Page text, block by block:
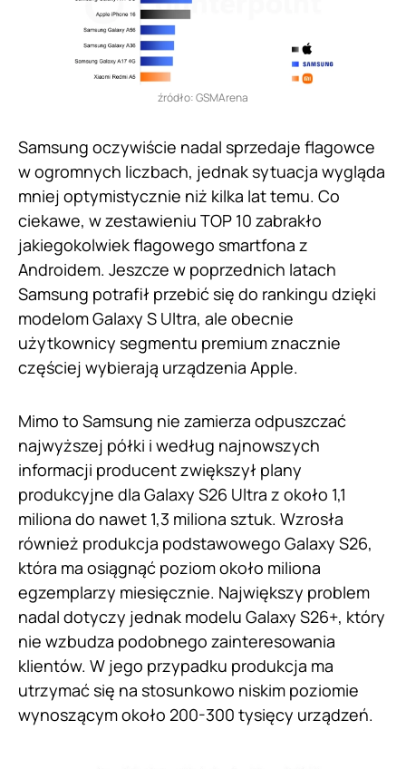
źródło: GSMArena
Samsung oczywiście nadal sprzedaje flagowce
w ogromnych liczbach, jednak sytuacja wygląda
mniej optymistycznie niż kilka lat temu. Co
ciekawe, w zestawieniu TOP 10 zabrakło
jakiegokolwiek flagowego smartfona z
Androidem. Jeszcze w poprzednich latach
Samsung potrafił przebić się do rankingu dzięki
modelom Galaxy S Ultra, ale obecnie
użytkownicy segmentu premium znacznie
częściej wybierają urządzenia Apple.
Mimo to Samsung nie zamierza odpuszczać
najwyższej półki i według najnowszych
informacji producent zwiększył plany
produkcyjne dla Galaxy S26 Ultra z około 1,1
miliona do nawet 1,3 miliona sztuk. Wzrosła
również produkcja podstawowego Galaxy S26,
która ma osiągnąć poziom około miliona
egzemplarzy miesięcznie. Największy problem
nadal dotyczy jednak modelu Galaxy S26+, który
nie wzbudza podobnego zainteresowania
klientów. W jego przypadku produkcja ma
utrzymać się na stosunkowo niskim poziomie
wynoszącym około 200-300 tysięcy urządzeń.